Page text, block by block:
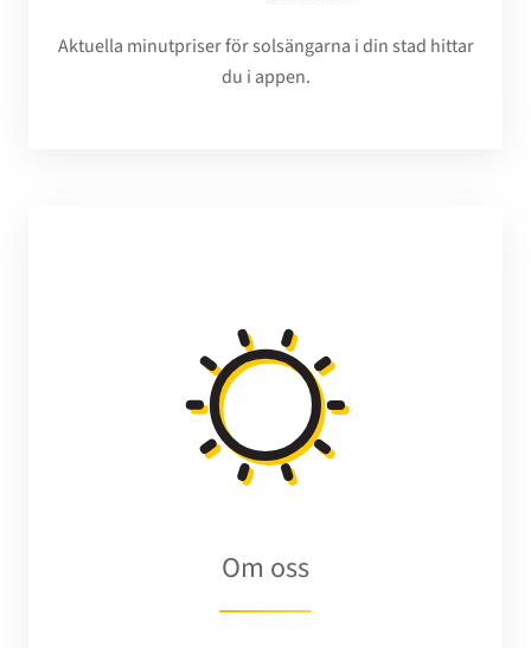
Aktuella minutpriser för solsängarna i din stad hittar
du i appen.
Om oss